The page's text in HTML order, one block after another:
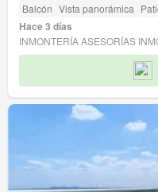
Balcón Vista panorámica
Hace 3 días
INMONTERÍA ASESORÍAS